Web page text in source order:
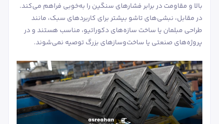
بالا و مقاومت در برابر فشارهای سنگین را به‌خوبی فراهم می‌کند.
در مقابل، نبشی‌های تاشو بیشتر برای کاربردهای سبک، مانند
طراحی مبلمان یا ساخت سازه‌های دکوراتیو، مناسب هستند و در
پروژه‌های صنعتی یا ساخت‌وسازهای بزرگ توصیه نمی‌شوند.